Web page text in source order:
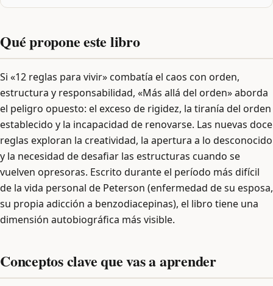
Qué propone este libro
Si «12 reglas para vivir» combatía el caos con orden,
estructura y responsabilidad, «Más allá del orden» aborda
el peligro opuesto: el exceso de rigidez, la tiranía del orden
establecido y la incapacidad de renovarse. Las nuevas doce
reglas exploran la creatividad, la apertura a lo desconocido
y la necesidad de desafiar las estructuras cuando se
vuelven opresoras. Escrito durante el período más difícil
de la vida personal de Peterson (enfermedad de su esposa,
su propia adicción a benzodiacepinas), el libro tiene una
dimensión autobiográfica más visible.
Conceptos clave que vas a aprender